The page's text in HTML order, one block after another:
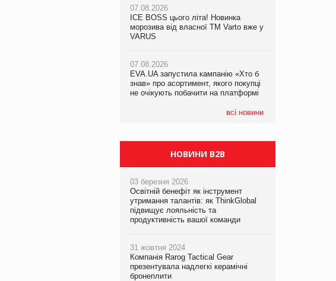
07.08.2026
ICE BOSS цього літа! Новинка
морозива від власної ТМ Varto вже у
VARUS
07.08.2026
EVA.UA запустила кампанію «Хто б
знав» про асортимент, якого покупці
не очікують побачити на платформі
всі новини
06.08.2026
Смачна новинка для хвостатих: у
VARUS з’явилися паучі Varto Paw
05.08.2026
Мережа супермаркетів VARUS купує
мережу магазинів формату
компанія налічуватиме 374 магазини
07.08.2026
Франція заборонила рекламні дзвінки
НОВИНИ B2B
03 березня 2026
Освітній бенефіт як інструмент
утримання талантів: як ThinkGlobal
підвищує лояльність та
продуктивність вашої команди
31 жовтня 2024
Компанія Rarog Tactical Gear
презентувала надлегкі керамічні
бронеплити